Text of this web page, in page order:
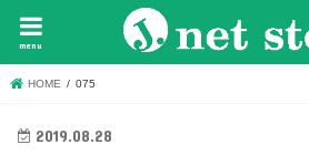
menu
HOME 075
2019.08.28